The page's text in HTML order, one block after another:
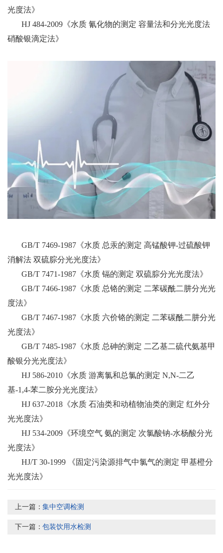
光度法》
HJ 484-2009《水质 氰化物的测定 容量法和分光光度法
硝酸银滴定法》
GB/T 7469-1987《水质 总汞的测定 高锰酸钾-过硫酸钾
消解法 双硫腙分光光度法》
GB/T 7471-1987《水质 镉的测定 双硫腙分光光度法》
GB/T 7466-1987《水质 总铬的测定 二苯碳酰二肼分光光
度法》
GB/T 7467-1987《水质 六价铬的测定 二苯碳酰二肼分光
光度法》
GB/T 7485-1987《水质 总砷的测定 二乙基二硫代氨基甲
酸银分光光度法》
HJ 586-2010《水质 游离氯和总氯的测定 N,N-二乙
基-1,4-苯二胺分光光度法》
HJ 637-2018《水质 石油类和动植物油类的测定 红外分
光光度法》
HJ 534-2009《环境空气 氨的测定 次氯酸钠-水杨酸分光
光度法》
HJ/T 30-1999 《固定污染源排气中氯气的测定 甲基橙分
光光度法》
上一篇：集中空调检测
下一篇：包装饮用水检测